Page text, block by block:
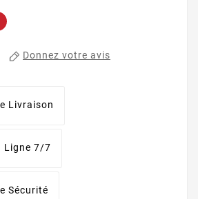
Donnez votre avis
Livraison
Ligne 7/7
Sécurité